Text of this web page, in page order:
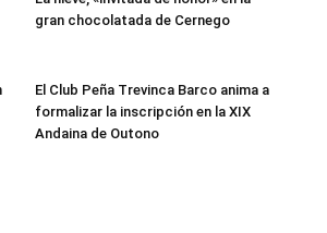
gran chocolatada de Cernego
El Club Peña Trevinca Barco anima a
formalizar la inscripción en la XIX
Andaina de Outono